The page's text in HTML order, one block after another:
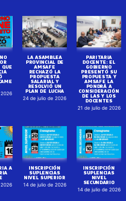
QUE
LA ASAMBLEA
PROVINCIAL DE
AMSAFE
RECHAZÓ LA
PROPUESTA
SALARIAL Y
RESOLVIÓ UN
PLAN DE LUCHA
24 de julio de 2026
PARITARIA
DOCENTE: EL
GOBIERNO
PRESENTÓ SU
PROPUESTA Y
AMSAFE LA
PONDRÁ A
CONSIDERACIÓN
DE LAS Y LOS
DOCENTES
21 de julio de 2026
A INSCRIPCIÓN
SUPLENCIAS
NIVEL SUPERIOR
14 de julio de 2026
INSCRIPCIÓN
SUPLENCIAS
NIVEL
SECUNDARIO
14 de julio de 2026